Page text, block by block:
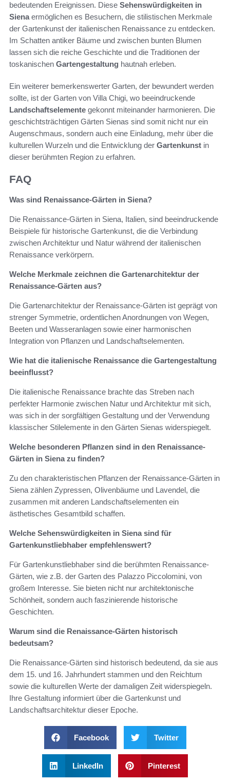
bedeutenden Ereignissen. Diese Sehenswürdigkeiten in
Sienaermöglichen es Besuchern, die stilistischen Merkmale
der Gartenkunst der italienischen Renaissance zu entdecken.
Im Schatten antiker Bäume und zwischen bunten Blumen
lassen sich die reiche Geschichte und die Traditionen der
toskanischen Gartengestaltung hautnah erleben.
Ein weiterer bemerkenswerter Garten, der bewundert werden
sollte, ist der Garten von Villa Chigi, wo beeindruckende
Landschaftselemente gekonnt miteinander harmonieren. Die
geschichtsträchtigen Gärten Sienas sind somit nicht nur ein
Augenschmaus, sondern auch eine Einladung, mehr über die
kulturellen Wurzeln und die Entwicklung der Gartenkunst in
dieser berühmten Region zu erfahren.
FAQ
Was sind Renaissance-Gärten in Siena?
Die Renaissance-Gärten in Siena, Italien, sind beeindruckende
Beispiele für historische Gartenkunst, die die Verbindung
zwischen Architektur und Natur während der italienischen
Renaissance verkörpern.
Welche Merkmale zeichnen die Gartenarchitektur der
Renaissance-Gärten aus?
Die Gartenarchitektur der Renaissance-Gärten ist geprägt von
strenger Symmetrie, ordentlichen Anordnungen von Wegen,
Beeten und Wasseranlagen sowie einer harmonischen
Integration von Pflanzen und Landschaftselementen.
Wie hat die italienische Renaissance die Gartengestaltung
beeinflusst?
Die italienische Renaissance brachte das Streben nach
perfekter Harmonie zwischen Natur und Architektur mit sich,
was sich in der sorgfältigen Gestaltung und der Verwendung
klassischer Stilelemente in den Gärten Sienas widerspiegelt.
Welche besonderen Pflanzen sind in den Renaissance-
Gärten in Siena zu finden?
Zu den charakteristischen Pflanzen der Renaissance-Gärten in
Siena zählen Zypressen, Olivenbäume und Lavendel, die
zusammen mit anderen Landschaftselementen ein
ästhetisches Gesamtbild schaffen.
Welche Sehenswürdigkeiten in Siena sind für
Gartenkunstliebhaber empfehlenswert?
Für Gartenkunstliebhaber sind die berühmten Renaissance-
Gärten, wie z.B. der Garten des Palazzo Piccolomini, von
großem Interesse. Sie bieten nicht nur architektonische
Schönheit, sondern auch faszinierende historische
Geschichten.
Warum sind die Renaissance-Gärten historisch
bedeutsam?
Die Renaissance-Gärten sind historisch bedeutend, da sie aus
dem 15. und 16. Jahrhundert stammen und den Reichtum
sowie die kulturellen Werte der damaligen Zeit widerspiegeln.
Ihre Gestaltung informiert über die Gartenkunst und
Landschaftsarchitektur dieser Epoche.
Facebook Twitter
LinkedIn Pinterest